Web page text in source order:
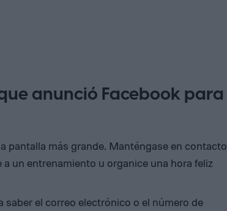
anunció Facebook para
pantalla más grande. Manténgase en contacto
un entrenamiento u organice una hora feliz
el correo electrónico o el número de